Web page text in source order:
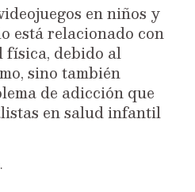
en niños y
está relacionado con
física, debido al
sino también
de adicción que
en salud infantil